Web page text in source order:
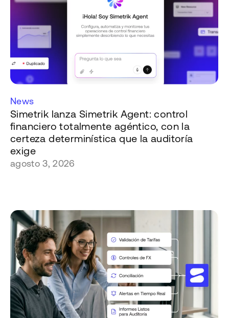
News
Simetrik lanza Simetrik Agent: control
financiero totalmente agéntico, con la
certeza determinística que la auditoría
exige
agosto 3, 2026